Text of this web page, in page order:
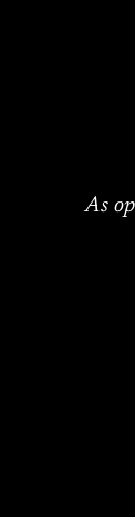
As